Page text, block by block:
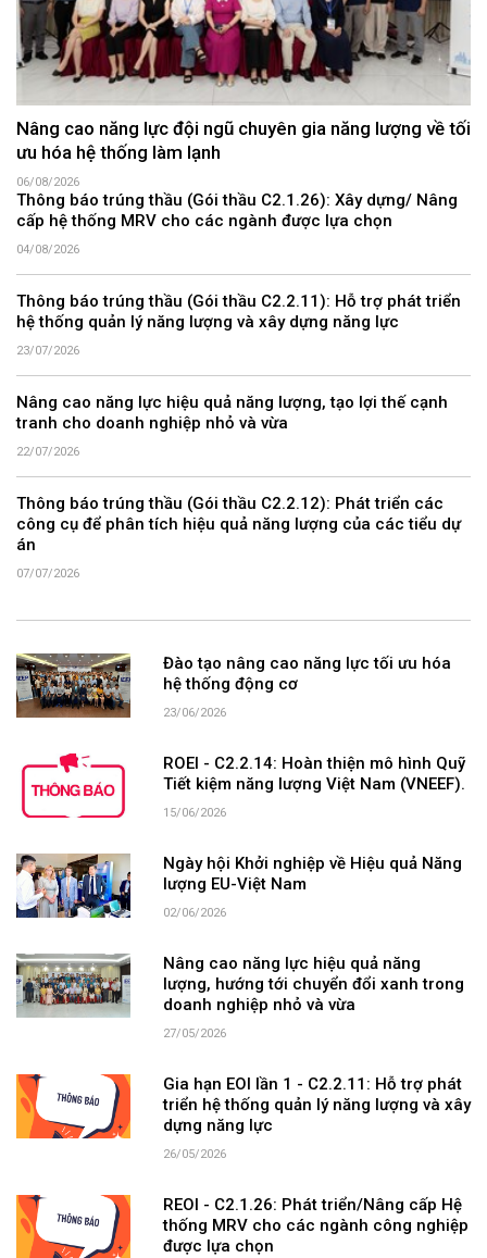
Nâng cao năng lực đội ngũ chuyên gia năng lượng về tối
ưu hóa hệ thống làm lạnh
06/08/2026
Thông báo trúng thầu (Gói thầu C2.1.26): Xây dựng/ Nâng
cấp hệ thống MRV cho các ngành được lựa chọn
04/08/2026
Thông báo trúng thầu (Gói thầu C2.2.11): Hỗ trợ phát triển
hệ thống quản lý năng lượng và xây dựng năng lực
23/07/2026
Nâng cao năng lực hiệu quả năng lượng, tạo lợi thế cạnh
tranh cho doanh nghiệp nhỏ và vừa
22/07/2026
Thông báo trúng thầu (Gói thầu C2.2.12): Phát triển các
công cụ để phân tích hiệu quả năng lượng của các tiểu dự
án
07/07/2026
Đào tạo nâng cao năng lực tối ưu hóa
hệ thống động cơ
23/06/2026
ROEI - C2.2.14: Hoàn thiện mô hình Quỹ
Tiết kiệm năng lượng Việt Nam (VNEEF).
15/06/2026
Ngày hội Khởi nghiệp về Hiệu quả Năng
lượng EU-Việt Nam
02/06/2026
Nâng cao năng lực hiệu quả năng
lượng, hướng tới chuyển đổi xanh trong
doanh nghiệp nhỏ và vừa
27/05/2026
Gia hạn EOI lần 1 - C2.2.11: Hỗ trợ phát
triển hệ thống quản lý năng lượng và xây
dựng năng lực
26/05/2026
REOI - C2.1.26: Phát triển/Nâng cấp Hệ
thống MRV cho các ngành công nghiệp
được lựa chọn